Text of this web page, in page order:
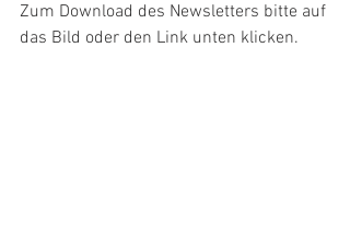
Zum Download des Newsletters bitte auf
das Bild oder den Link unten klicken.